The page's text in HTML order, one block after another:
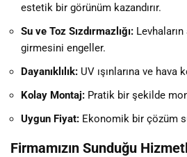
estetik bir görünüm kazandırır.
Su ve Toz Sızdırmazlığı:
girmesini engeller.
Dayanıklılık: UV ışınlarına ve hava
Kolay Montaj: Pratik bir şekilde
Uygun Fiyat: Ekonomik bir çözüm
Firmamızın Sunduğu